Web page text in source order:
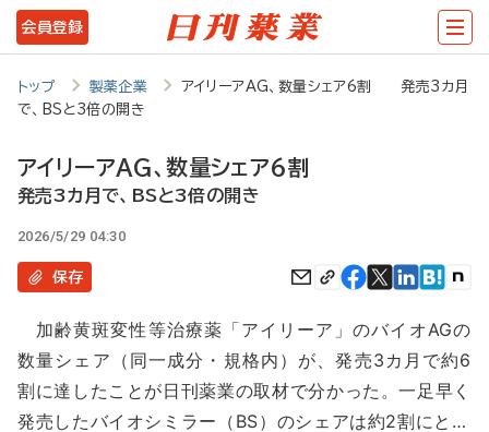
メ
イ
ン
テ
ツ
に
動
会員登録
トップ 製薬企業
アイリーアAG、数量シェア6割 発売3カ月
で、BSと3倍の開き
アイリーアAG、数量シェア6割
発売3カ月で、BSと3倍の開き
2026/5/29 04:30
保存
加齢黄斑変性等治療薬「アイリーア」のバイオAGの
数量シェア（同一成分・規格内）が、発売3カ月で約6
割に達したことが日刊薬業の取材で分かった。一足早く
発売したバイオシミラー（BS）のシェアは約2割にと…